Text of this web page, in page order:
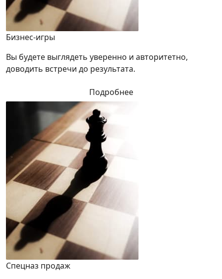
Бизнес-игры
Вы будете выглядеть уверенно и авторитетно,
доводить встречи до результата.
Подробнее
Спецназ продаж